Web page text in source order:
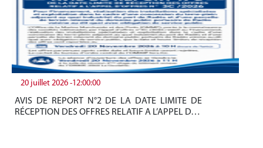
20 juillet 2026 -12:00:00
AVIS DE REPORT N°2 DE LA DATE LIMITE DE
RÉCEPTION DES OFFRES RELATIF A L’APPEL D…